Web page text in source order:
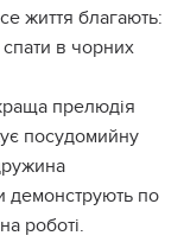
життя благають:
в чорних
прeлюдiя
посудомийну
демонструють по
роботі.